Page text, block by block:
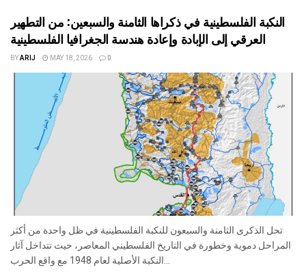
النكبة الفلسطينية في ذكراها الثامنة والسبعين: من التطهير
BYARIJ MAY 18, 2026 0
تحل الذكرى الثامنة والسبعون للنكبة الفلسطينية في ظل واحدة من أكثر
المراحل دموية وخطورة في التاريخ الفلسطيني المعاصر، حيث تتداخل آثار
النكبة الأصلية لعام 1948 مع واقع الحرب...